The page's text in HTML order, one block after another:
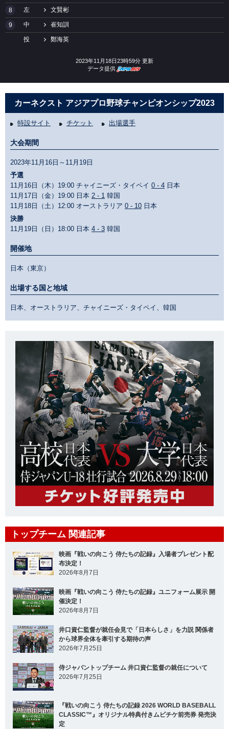
8 左 文賢彬
9 中 崔知訓
投 鄭海英
2023年11月18日23時59分 更新
データ提供
カーネクスト アジアプロ野球チャンピオンシップ2023
特設サイト チケット 出場選手
大会期間
2023年11月16日～11月19日
予選
11月16日（木）19:00 チャイニーズ・タイペイ 0 - 4 日本
11月17日（金）19:00 日本 2 - 1 韓国
11月18日（土）12:00 オーストラリア 0 - 10 日本
決勝
11月19日（日）18:00 日本 4 - 3 韓国
開催地
日本（東京）
出場する国と地域
日本、オーストラリア、チャイニーズ・タイペイ、韓国
トップチーム 関連記事
映画『戦いの向こう 侍たちの記録』入場者プレゼント配
布決定！
2026年8月7日
映画『戦いの向こう 侍たちの記録』ユニフォーム展示 開
催決定！
2026年8月7日
井口資仁監督が就任会見で「日本らしさ」を力説 関係者
から球界全体を牽引する期待の声
2026年7月25日
侍ジャパントップチーム 井口資仁監督の就任について
2026年7月25日
『戦いの向こう 侍たちの記録 2026 WORLD BASEBALL
CLASSIC™』オリジナル特典付きムビチケ前売券 発売決
定